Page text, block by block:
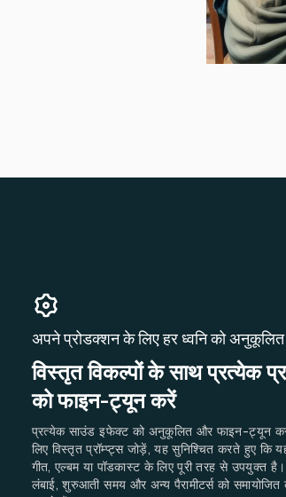
अपने प्रोडक्शन के लिए हर ध्वनि को
विस्तृत विकल्पों के साथ प्रत्येक
को फाइन-ट्यून करें
प्रत्येक साउंड इफेक्ट को अनुकूलित और फाइन-ट्यून
लिए विस्तृत प्रॉम्प्ट्स जोड़ें, यह सुनिश्चित करते हुए कि
गीत, एल्बम या पॉडकास्ट के लिए पूरी तरह से उपयुक्त
लंबाई, शुरुआती समय और अन्य पैरामीटर्स को समायोजित